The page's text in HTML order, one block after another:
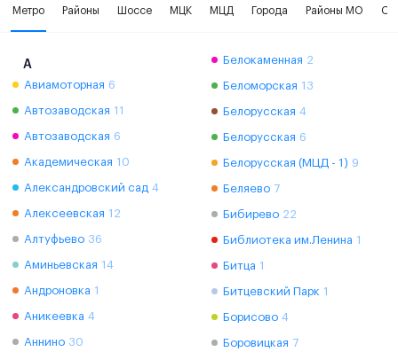
Метро Районы Шоссе МЦК МЦД Города Районы МО
А
Авиамоторная 6
Автозаводская 11
Автозаводская 6
Академическая 10
Александровский сад 4
Алексеевская 12
Алтуфьево 36
Аминьевская 14
Андроновка 1
Аникеевка 4
Аннино 30
Белокаменная 2
Беломорская 13
Белорусская 4
Белорусская 6
Белорусская (МЦД - 1) 9
Беляево 7
Бибирево 22
Библиотека им.Ленина 1
Битца 1
Битцевский Парк 1
Борисово 4
Боровицкая 7